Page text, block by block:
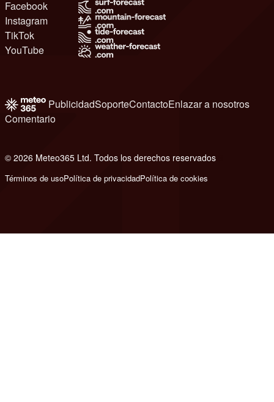
Facebook
Instagram
TikTok
YouTube
PublicidadSoporteContactoEnlazar a nosotros
Comentario
© 2026 Meteo365 Ltd. Todos los derechos reservados
Términos de usoPolítica de privacidadPolítica de cookies